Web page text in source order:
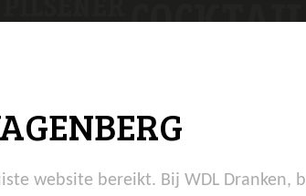
website bereikt. Bij WDL Dranken,